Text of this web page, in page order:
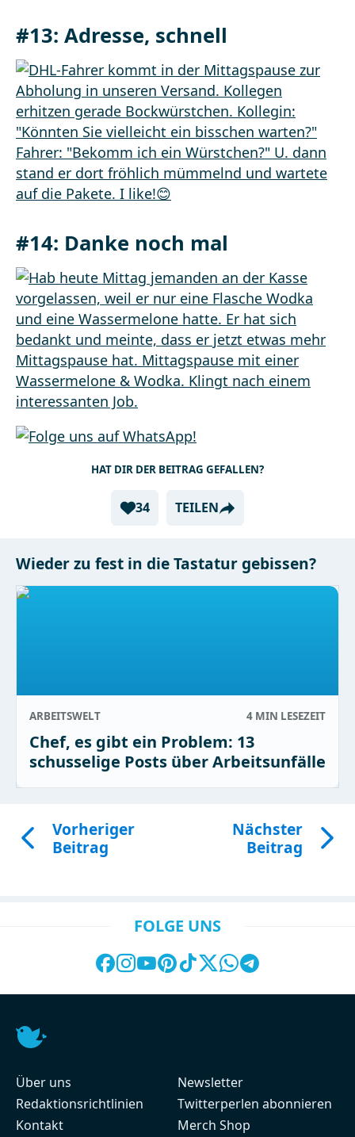
#13: Adresse, schnell
#14: Danke noch mal
HAT DIR DER BEITRAG GEFALLEN?
34 TEILEN
Wieder zu fest in die Tastatur gebissen?
ARBEITSWELT 4 MIN LESEZEIT
Chef, es gibt ein Problem: 13
schusselige Posts über Arbeitsunfälle
Vorheriger
Beitrag
Nächster
Beitrag
FOLGE UNS
Über uns
Redaktionsrichtlinien
Kontakt
Newsletter
Twitterperlen abonnieren
Merch Shop